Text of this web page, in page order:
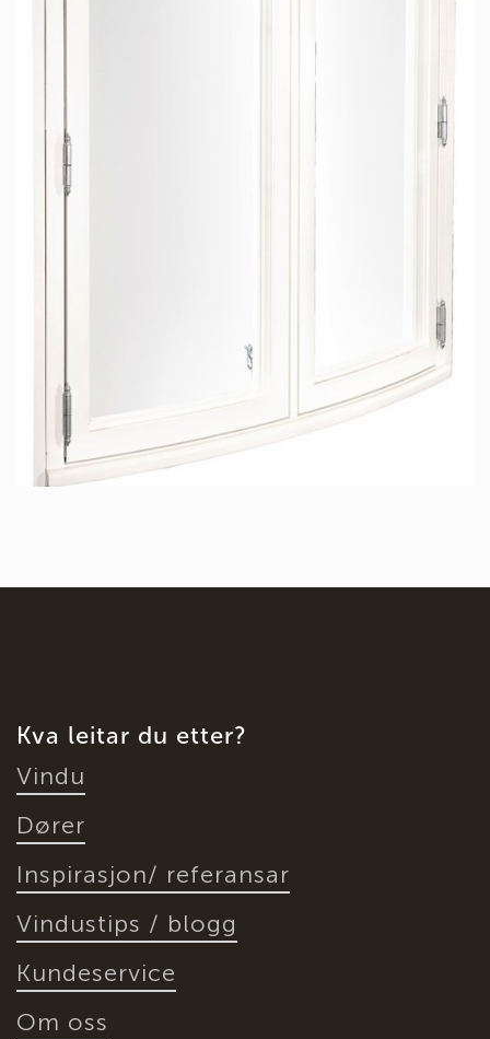
Kva leitar du etter?
Vindu
Dører
Inspirasjon/ referansar
Vindustips / blogg
Kundeservice
Om oss